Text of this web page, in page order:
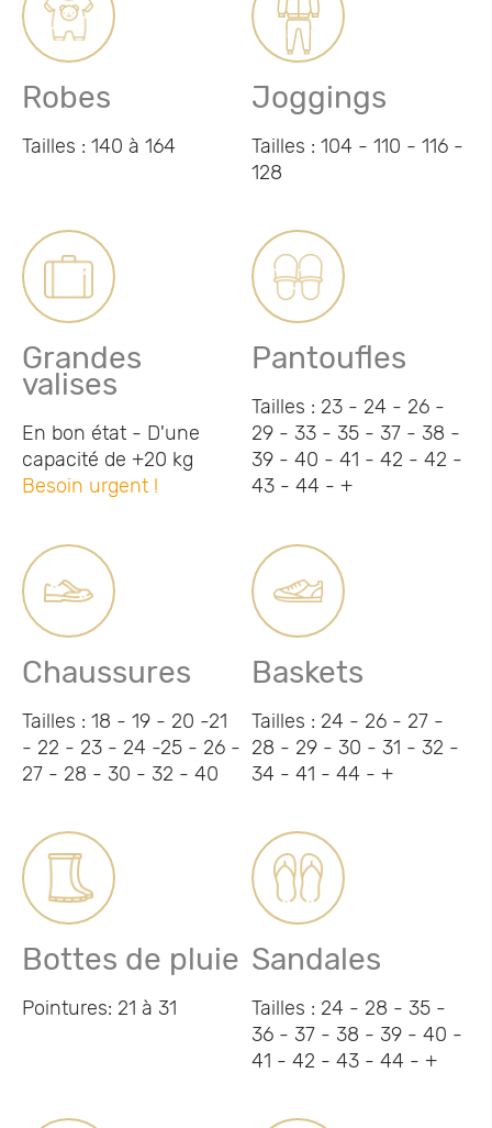
Robes
Tailles : 140 à 164
Joggings
Tailles : 104 - 110 - 116 -
128
Grandes
valises
En bon état - D'une
capacité de +20 kg
Besoin urgent !
Pantoufles
Tailles : 23 - 24 - 26 -
29 - 33 - 35 - 37 - 38 -
39 - 40 - 41 - 42 - 42 -
43 - 44 - +
Chaussures
Tailles : 18 - 19 - 20 -21
- 22 - 23 - 24 -25 - 26 -
27 - 28 - 30 - 32 - 40
Baskets
Tailles : 24 - 26 - 27 -
28 - 29 - 30 - 31 - 32 -
34 - 41 - 44 - +
Bottes de pluie
Pointures: 21 à 31
Sandales
Tailles : 24 - 28 - 35 -
36 - 37 - 38 - 39 - 40 -
41 - 42 - 43 - 44 - +